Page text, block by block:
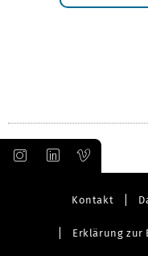
Kontakt
Erklärung zur